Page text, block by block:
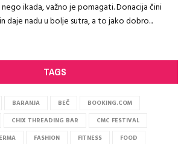
ikada, važno je pomagati. Donacija čini
daje nadu u bolje sutra, a to jako dobro...
TAGS
BARANJA BEČ
BOOKING.COM
CHIX THREADING BAR
CMC FESTIVAL
FASHION FITNESS
FOOD